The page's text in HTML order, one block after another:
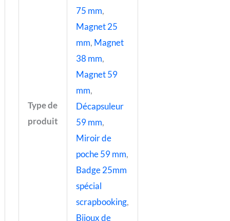
Type de
produit
75 mm,
Magnet 25
mm, Magnet
38 mm,
Magnet 59
mm,
Décapsuleur
59 mm,
Miroir de
poche 59 mm,
Badge 25mm
spécial
scrapbooking,
Bijoux de